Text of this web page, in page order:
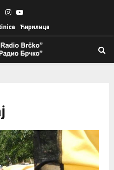
TwitterInstagram
Youtube
Ћирилица